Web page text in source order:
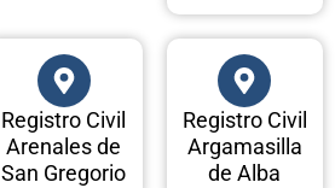
Registro Civil
Arenales de
San Gregorio
Registro Civil
Argamasilla
de Alba